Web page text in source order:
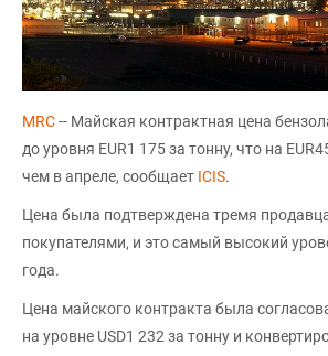
MRC-- Майская контрактная цена
до уровня EUR1 175 за тонну, что на
чем в апреле, сообщает ICIS.
Цена была подтверждена тремя
покупателями, и это самый высокий
года.
Цена майского контракта была
на уровне USD1 232 за тонну и